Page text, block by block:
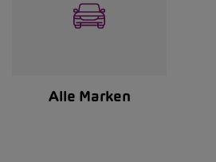
Alle Marken